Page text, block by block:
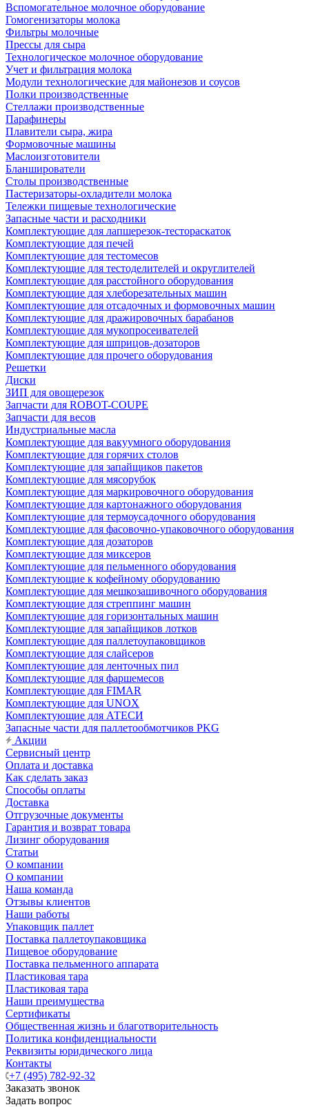
Вспомогательное молочное оборудование
Гомогенизаторы молока
Фильтры молочные
Прессы для сыра
Технологическое молочное оборудование
Учет и фильтрация молока
Модули технологические для майонезов и соусов
Полки производственные
Стеллажи производственные
Парафинеры
Плавители сыра, жира
Формовочные машины
Маслоизготовители
Бланширователи
Столы производственные
Пастеризаторы-охладители молока
Тележки пищевые технологические
Запасные части и расходники
Комплектующие для лапшерезок-тестораскаток
Комплектующие для печей
Комплектующие для тестомесов
Комплектующие для тестоделителей и округлителей
Комплектующие для расстойного оборудования
Комплектующие для хлеборезательных машин
Комплектующие для отсадочных и формовочных машин
Комплектующие для дражировочных барабанов
Комплектующие для мукопросеивателей
Комплектующие для шприцов-дозаторов
Комплектующие для прочего оборудования
Решетки
Диски
ЗИП для овощерезок
Запчасти для ROBOT-COUPE
Запчасти для весов
Индустриальные масла
Комплектующие для вакуумного оборудования
Комплектующие для горячих столов
Комплектующие для запайщиков пакетов
Комплектующие для мясорубок
Комплектующие для маркировочного оборудования
Комплектующие для картонажного оборудования
Комплектующие для термоусадочного оборудования
Комплектующие для фасовочно-упаковочного оборудования
Комплектующие для дозаторов
Комплектующие для миксеров
Комплектующие для пельменного оборудования
Комплектующие к кофейному оборудованию
Комплектующие для мешкозашивочного оборудования
Комплектующие для стреппинг машин
Комплектующие для горизонтальных машин
Комплектующие для запайщиков лотков
Комплектующие для паллетоупаковщиков
Комплектующие для слайсеров
Комплектующие для ленточных пил
Комплектующие для фаршемесов
Комплектующие для FIMAR
Комплектующие для UNOX
Комплектующие для АТЕСИ
Запасные части для паллетообмотчиков PKG
Акции
Сервисный центр
Оплата и доставка
Как сделать заказ
Способы оплаты
Доставка
Отгрузочные документы
Гарантия и возврат товара
Лизинг оборудования
Статьи
О компании
О компании
Наша команда
Отзывы клиентов
Наши работы
Упаковщик паллет
Поставка паллетоупаковщика
Пищевое оборудование
Поставка пельменного аппарата
Пластиковая тара
Пластиковая тара
Наши преимущества
Сертификаты
Общественная жизнь и благотворительность
Политика конфиденциальности
Реквизиты юридического лица
Контакты
+7 (495) 782-92-32
Заказать звонок
Задать вопрос